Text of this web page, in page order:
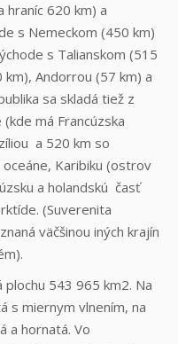
hraníc 620 km) a
s Nemeckom (450 km)
s Talianskom (515
km), Andorrou (57 km) a
sa skladá tiež z
má Francúzska
a 520 km so
Karibiku (ostrov
a holandskú časť
(Suverenita
väčšinou iných krajín
plochu 543 965 km2. Na
s miernym vlnením, na
a hornatá. Vo